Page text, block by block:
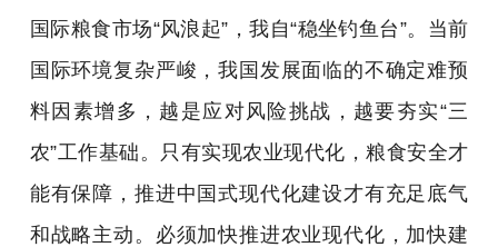
国际粮食市场“风浪起”，我自“稳坐钓鱼台”。当前
国际环境复杂严峻，我国发展面临的不确定难预
料因素增多，越是应对风险挑战，越要夯实“三
农”工作基础。只有实现农业现代化，粮食安全才
能有保障，推进中国式现代化建设才有充足底气
和战略主动。必须加快推进农业现代化，加快建